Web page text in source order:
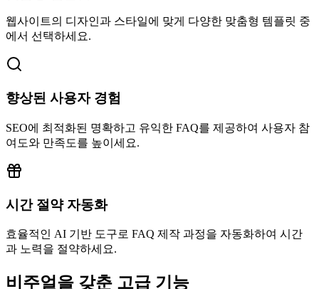
웹사이트의 디자인과 스타일에 맞게 다양한 맞춤형 템플릿 중
에서 선택하세요.
향상된 사용자 경험
SEO에 최적화된 명확하고 유익한 FAQ를 제공하여 사용자 참
여도와 만족도를 높이세요.
시간 절약 자동화
효율적인 AI 기반 도구로 FAQ 제작 과정을 자동화하여 시간
과 노력을 절약하세요.
비주얼을 갖춘 고급 기능